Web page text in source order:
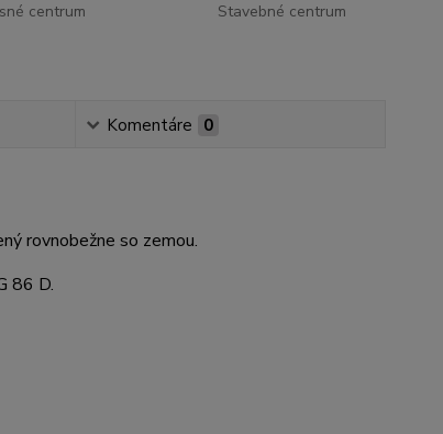
centrum
Stavebné centrum
Komentáre 0
rovnobežne so zemou.
86 D.